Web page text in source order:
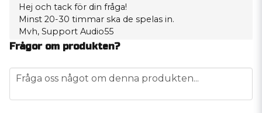
Hej och tack för din fråga!
Minst 20-30 timmar ska de spelas in.
Mvh, Support Audio55
Vilket slut säg till det här till 4 såna
Frågor om produkten?
question
Fråga oss något om denna produkten...